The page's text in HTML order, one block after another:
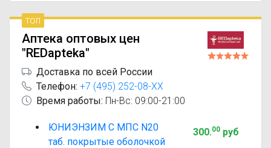
топ
Аптека оптовых цен
"REDapteka"
Доставка по всей России
Телефон: +7 (495) 252-08-XX
Время работы: Пн-Вс: 09:00-21:00
ЮНИЭНЗИМ С МПС N20
таб. покрытые оболочкой
300.00руб